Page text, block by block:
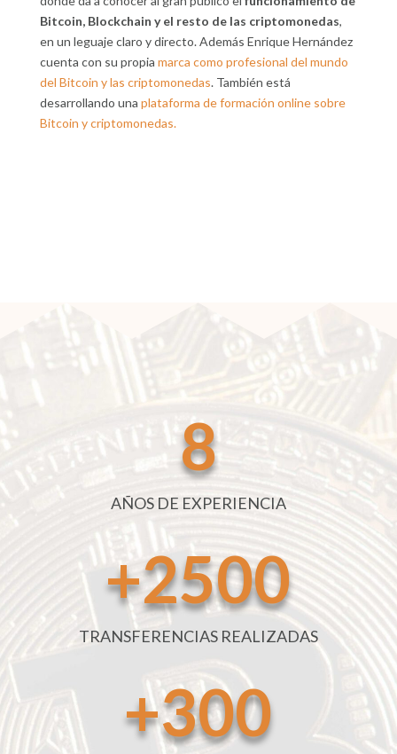
Bitcoin, Blockchain y el resto de las criptomonedas,
en un leguaje claro y directo. Además Enrique Hernández
cuenta con su propia marca como profesional del mundo
del Bitcoin y las criptomonedas. También está
desarrollando una plataforma de formación online sobre
Bitcoin y criptomonedas.
8
AÑOS DE EXPERIENCIA
+2500
TRANSFERENCIAS REALIZADAS
+300